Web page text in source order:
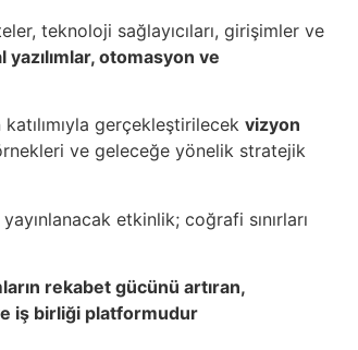
teknoloji sağlayıcıları, girişimler ve
otomasyon ve
gerçekleştirilecek vizyon
ve geleceğe yönelik stratejik
etkinlik; coğrafi sınırları
rekabet gücünü artıran,
iş birliği platformudur